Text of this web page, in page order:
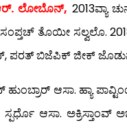
ಲೋಬೊನ್, 2013ವ್ಯಾ
ತೊಯೀ ಸಲ್ವಲೊ.
ಪರತ್ ಬಿಜೆಪಿಕ್ ಜೀಕ್
ಆಸಾ. ಹ್ಯಾ
ಆಸಾ. ಅಕ್ರಿಸ್ತಾಂವ್